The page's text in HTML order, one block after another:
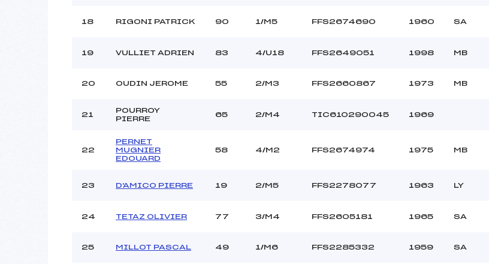
18 RIGONI PATRICK 90 1/M5 FFS2674690 1960 SA
19 VULLIET ADRIEN 83 4/U18 FFS2649051 1998 MB
20 OUDIN JEROME 55 2/M3 FFS2660867 1973 MB
21
POURROY
PIERRE
65 2/M4 TIC610290045 1969
22
PERNET
MUGNIER
EDOUARD
58 4/M2 FFS2674974 1975 MB
23 D'AMICO PIERRE 19 2/M5 FFS2278077 1963 LY
24 TETAZ OLIVIER 77 3/M4 FFS2605181 1965 SA
25 MILLOT PASCAL 49 1/M6 FFS2285332 1959 SA